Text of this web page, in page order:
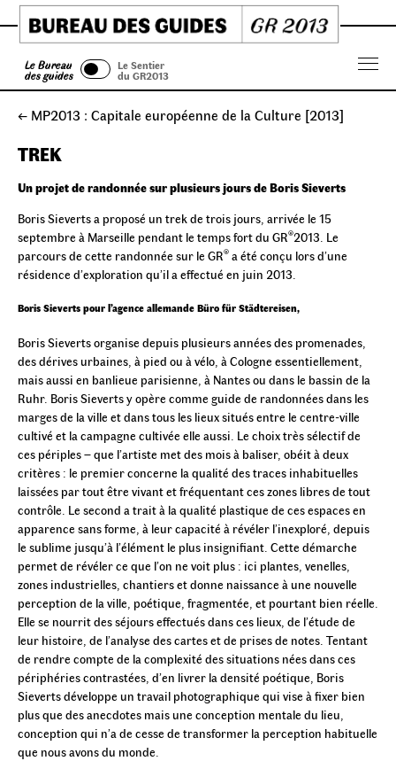
Skip
to
content
Le Bureau
des guides
Le Sentier
du GR2013
← MP2013 : Capitale européenne de la Culture [2013]
TREK
Un projet de randonnée sur plusieurs jours de Boris Sieverts
Boris Sieverts a proposé un trek de trois jours, arrivée le 15
septembre à Marseille pendant le temps fort du GR®2013. Le
parcours de cette randonnée sur le GR® a été conçu lors d’une
résidence d’exploration qu’il a effectué en juin 2013.
Boris Sieverts pour l’agence allemande Büro für Städtereisen,
Boris Sieverts organise depuis plusieurs années des promenades,
des dérives urbaines, à pied ou à vélo, à Cologne essentiellement,
mais aussi en banlieue parisienne, à Nantes ou dans le bassin de la
Ruhr. Boris Sieverts y opère comme guide de randonnées dans les
marges de la ville et dans tous les lieux situés entre le centre-ville
cultivé et la campagne cultivée elle aussi. Le choix très sélectif de
ces périples – que l’artiste met des mois à baliser, obéit à deux
critères : le premier concerne la qualité des traces inhabituelles
laissées par tout être vivant et fréquentant ces zones libres de tout
contrôle. Le second a trait à la qualité plastique de ces espaces en
apparence sans forme, à leur capacité à révéler l’inexploré, depuis
le sublime jusqu’à l’élément le plus insignifiant. Cette démarche
permet de révéler ce que l’on ne voit plus : ici plantes, venelles,
zones industrielles, chantiers et donne naissance à une nouvelle
perception de la ville, poétique, fragmentée, et pourtant bien réelle.
Elle se nourrit des séjours effectués dans ces lieux, de l’étude de
leur histoire, de l’analyse des cartes et de prises de notes. Tentant
de rendre compte de la complexité des situations nées dans ces
périphéries contrastées, d’en livrer la densité poétique, Boris
Sieverts développe un travail photographique qui vise à fixer bien
plus que des anecdotes mais une conception mentale du lieu,
conception qui n’a de cesse de transformer la perception habituelle
que nous avons du monde.